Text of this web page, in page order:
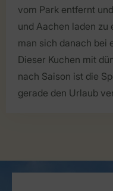
vom Park entfernt
und Aachen laden zu
man sich danach bei
Dieser Kuchen mit
nach Saison ist die
gerade den Urlaub